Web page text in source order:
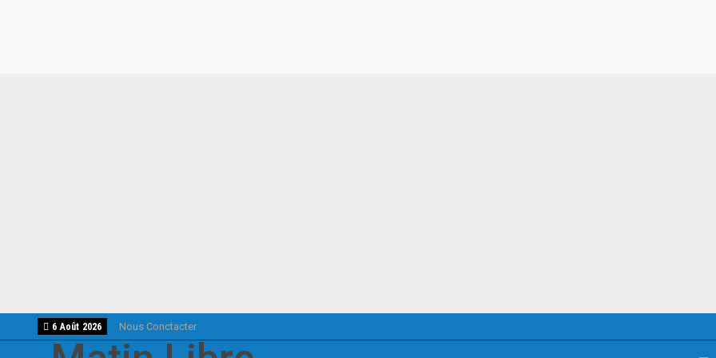
6 Août 2026 Nous Conctacter